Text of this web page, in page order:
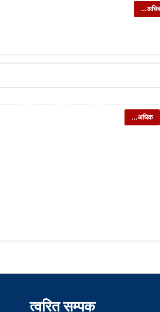
...अधिक
त्वरित सम्पक